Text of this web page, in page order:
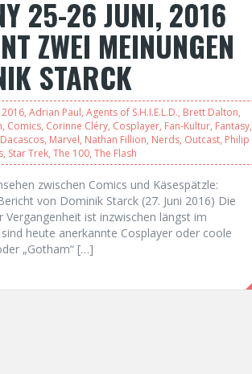
25-26 JUNI, 2016
ZWEI MEINUNGEN
STARCK
2016, Adrian Paul, Agents of S.H.I.E.L.D., Brett Dalton,
, Comics, Corinne Cléry, Cosplayer, Fan-Kultur, Fantasy,
, Marvel, Nathan Fillion, Nerds, Outcast, Philip
, Star Trek, The 100, The Flash
zwischen Comics und Käsespätzle:
von Dominik Starck (27. Juni 2016) Die
Vergangenheit ist inzwischen längst im
heute anerkannte Cosplayer oder coole
„Gotham“ […]